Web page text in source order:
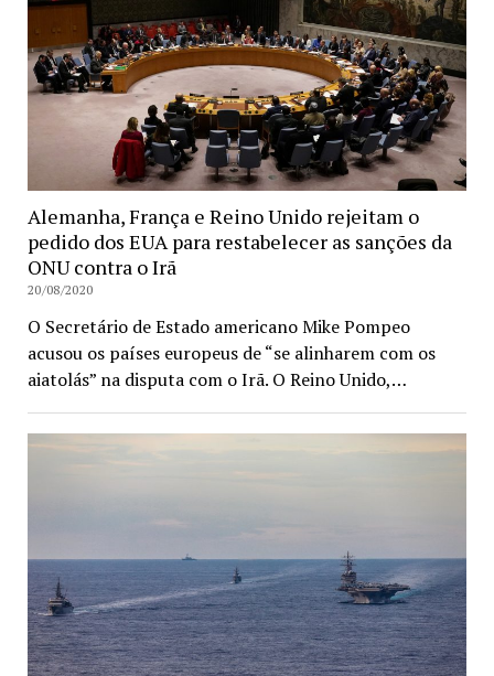
Alemanha, França e Reino Unido rejeitam o
pedido dos EUA para restabelecer as sanções da
ONU contra o Irã
20/08/2020
O Secretário de Estado americano Mike Pompeo
acusou os países europeus de “se alinharem com os
aiatolás” na disputa com o Irã. O Reino Unido,…